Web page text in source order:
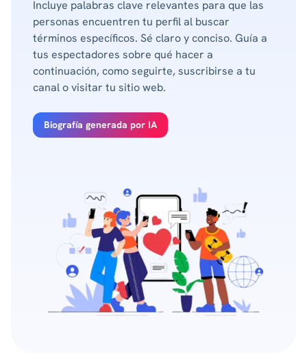
Incluye palabras clave relevantes para que las
personas encuentren tu perfil al buscar
términos específicos. Sé claro y conciso. Guía a
tus espectadores sobre qué hacer a
continuación, como seguirte, suscribirse a tu
canal o visitar tu sitio web.
Biografía generada por IA